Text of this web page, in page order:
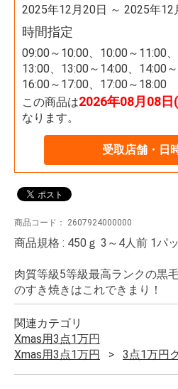
受取店舗・日
2025年12月20日 ～ 2025年12
時間指定
09:00～10:00、10:00～11:00
13:00、13:00～14:00、14:00
16:00～17:00、17:00～18:00
この商品は2026年08月08
なります。
商品コード： 2607924000000
商品規格 : 450ｇ 3～4人前 1パ
肉質等級5等級最高ランクの黒
のすき焼きはこれできまり！
関連カテゴリ
Xmas用3点1万円
Xmas用3点1万円
3点1万円